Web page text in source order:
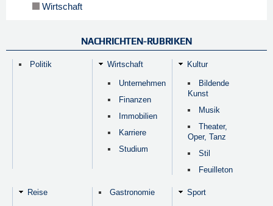
Wirtschaft
NACHRICHTEN-RUBRIKEN
Politik Wirtschaft
Unternehmen
Finanzen
Immobilien
Karriere
Studium
Kultur
Bildende
Kunst
Musik
Theater,
Oper, Tanz
Stil
Feuilleton
Reise Gastronomie Sport